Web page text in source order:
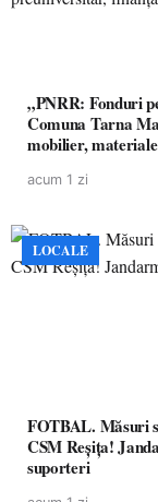
„PNRR: Fonduri
Comuna Tarna
mobilier,
acum 1 zi
LOCALE
FOTBAL. Măsuri
CSM Reșița!
suporteri